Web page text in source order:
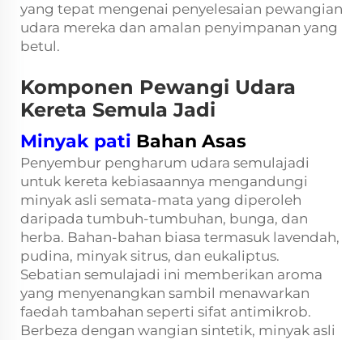
yang tepat mengenai penyelesaian pewangian
udara mereka dan amalan penyimpanan yang
betul.
Komponen Pewangi Udara
Kereta Semula Jadi
Minyak pati Bahan Asas
Penyembur pengharum udara semulajadi
untuk kereta kebiasaannya mengandungi
minyak asli semata-mata yang diperoleh
daripada tumbuh-tumbuhan, bunga, dan
herba. Bahan-bahan biasa termasuk lavendah,
pudina, minyak sitrus, dan eukaliptus.
Sebatian semulajadi ini memberikan aroma
yang menyenangkan sambil menawarkan
faedah tambahan seperti sifat antimikrob.
Berbeza dengan wangian sintetik, minyak asli